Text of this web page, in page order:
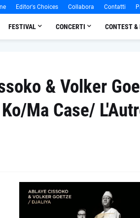
Editor's Choices Collabora Contatti
FESTIVAL CONCERTI CONTEST &
& Volker
Ma Case/